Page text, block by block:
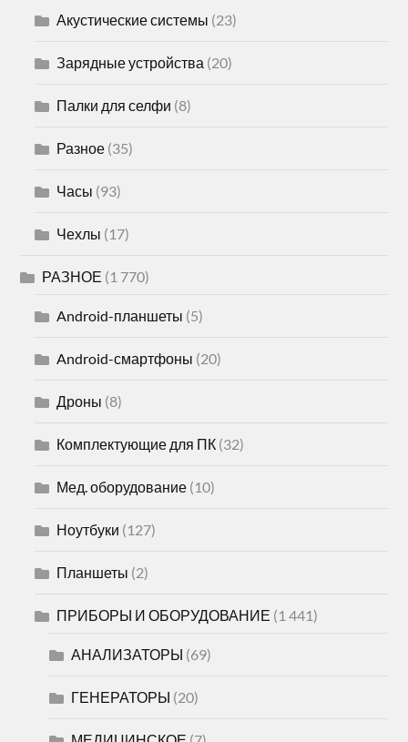
Акустические системы (23)
Зарядные устройства (20)
Палки для селфи (8)
Разное (35)
Часы (93)
Чехлы (17)
РАЗНОЕ (1 770)
Android-планшеты (5)
Android-смартфоны (20)
Дроны (8)
Комплектующие для ПК (32)
Мед. оборудование (10)
Ноутбуки (127)
Планшеты (2)
ПРИБОРЫ И ОБОРУДОВАНИЕ (1 441)
АНАЛИЗАТОРЫ (69)
ГЕНЕРАТОРЫ (20)